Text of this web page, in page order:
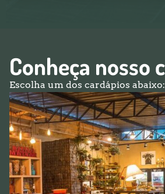
Conheça nosso
Escolha um dos cardápios abaixo: